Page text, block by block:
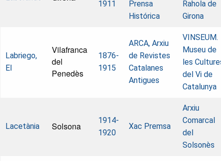
1911
Prensa
Histórica
Rahola de
Girona
Labriego,
El
Vilafranca
del
Penedès
1876-
1915
ARCA, Arxiu
de Revistes
Catalanes
Antigues
VINSEUM.
Museu de
les
del Vi de
Catalunya
Lacetània Solsona
1914-
1920
Xac Premsa
Arxiu
Comarcal
del
Solsonès